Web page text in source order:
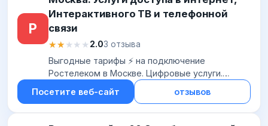
Р
Интерактивного ТВ и телефонной
связи
★★★★★
★★★★★2.03 отзыва
Выгодные тарифы ⚡ на подключение
Ростелеком в Москве. Цифровые услуги.
Пакеты услуг. Мобильная связь. Безлимитные
звонки. Быстрый домашний интернет.
Посетите веб-сайт отзывов